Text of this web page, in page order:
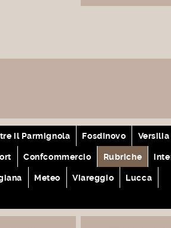
il Parmignola Fosdinovo Versilia
Confcommercio Rubriche
Meteo Viareggio Lucca